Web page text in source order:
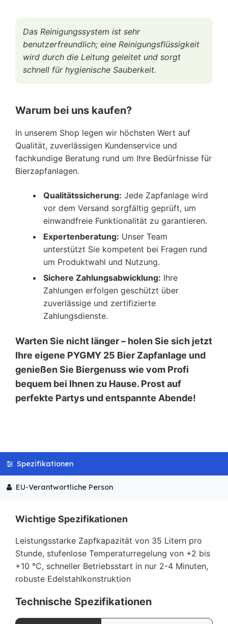
Das Reinigungssystem ist sehr
benutzerfreundlich; eine Reinigungsflüssigkeit
wird durch die Leitung geleitet und sorgt
schnell für hygienische Sauberkeit.
Warum bei uns kaufen?
In unserem Shop legen wir höchsten Wert auf
Qualität, zuverlässigen Kundenservice und
fachkundige Beratung rund um Ihre Bedürfnisse für
Bierzapfanlagen.
Qualitätssicherung: Jede Zapfanlage wird
vor dem Versand sorgfältig geprüft, um
einwandfreie Funktionalität zu garantieren.
Expertenberatung: Unser Team
unterstützt Sie kompetent bei Fragen rund
um Produktwahl und Nutzung.
Sichere Zahlungsabwicklung: Ihre
Zahlungen erfolgen geschützt über
zuverlässige und zertifizierte
Zahlungsdienste.
Warten Sie nicht länger – holen Sie sich jetzt
Ihre eigene PYGMY 25 Bier Zapfanlage und
genießen Sie Biergenuss wie vom Profi
bequem bei Ihnen zu Hause. Prost auf
perfekte Partys und entspannte Abende!
Spezifikationen
EU-Verantwortliche Person
Wichtige Spezifikationen
Leistungsstarke Zapfkapazität von 35 Litern pro
Stunde, stufenlose Temperaturregelung von +2 bis
+10 °C, schneller Betriebsstart in nur 2-4 Minuten,
robuste Edelstahlkonstruktion
Technische Spezifikationen